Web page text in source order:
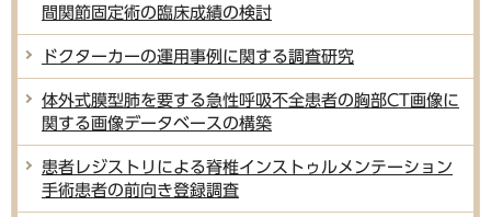
間関節固定術の臨床成績の検討
ドクターカーの運用事例に関する調査研究
体外式膜型肺を要する急性呼吸不全患者の胸部CT画像に
関する画像データベースの構築
患者レジストリによる脊椎インストゥルメンテーション
手術患者の前向き登録調査